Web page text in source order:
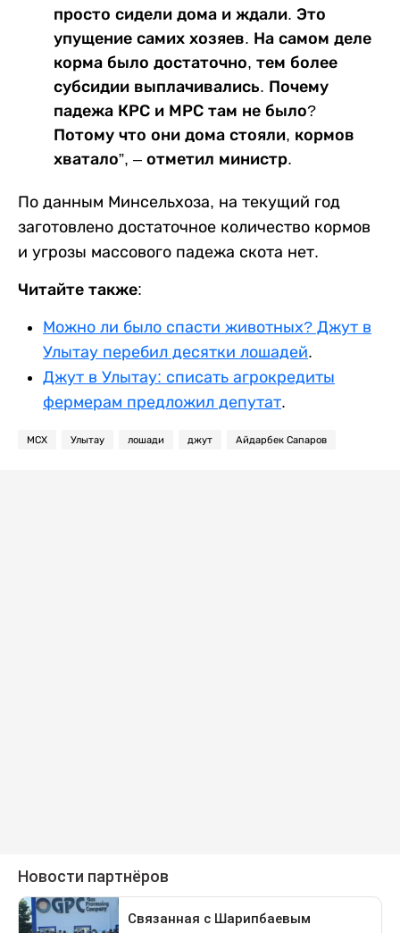
просто сидели дома и ждали. Это
упущение самих хозяев. На самом деле
корма было достаточно, тем более
субсидии выплачивались. Почему
падежа КРС и МРС там не было?
Потому что они дома стояли, кормов
хватало”, – отметил министр.
По данным Минсельхоза, на текущий год
заготовлено достаточное количество кормов
и угрозы массового падежа скота нет.
Читайте также:
Можно ли было спасти животных? Джут в
Улытау перебил десятки лошадей.
Джут в Улытау: списать агрокредиты
фермерам предложил депутат.
МСХ Улытау лошади джут Айдарбек Сапаров